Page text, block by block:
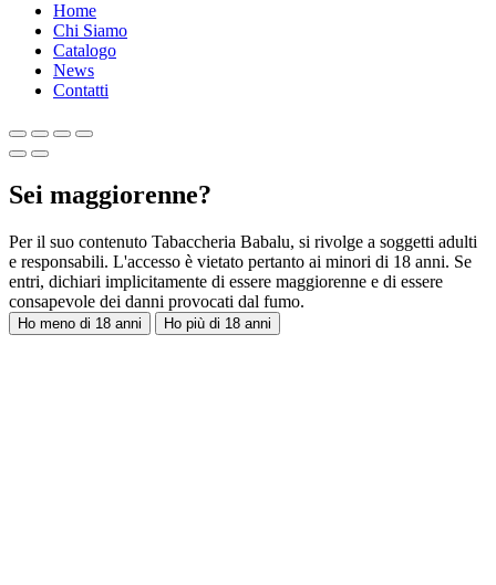
Home
Chi Siamo
Catalogo
News
Contatti
Sei maggiorenne?
Per il suo contenuto Tabaccheria Babalu, si rivolge a soggetti adulti
e responsabili. L'accesso è vietato pertanto ai minori di 18 anni. Se
entri, dichiari implicitamente di essere maggiorenne e di essere
consapevole dei danni provocati dal fumo.
Ho meno di 18 anni Ho più di 18 anni